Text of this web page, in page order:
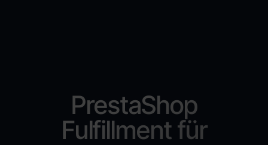
PrestaShop
Fulfillment für